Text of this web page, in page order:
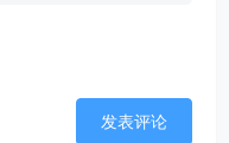
发表评论